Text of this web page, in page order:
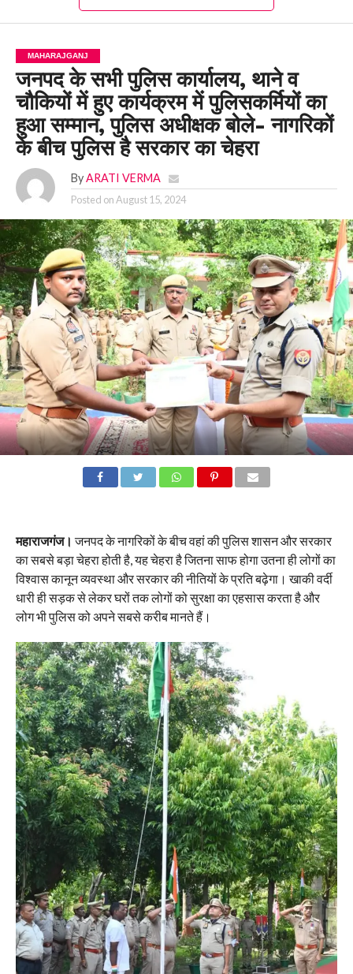
MAHARAJGANJ
जनपद के सभी पुलिस कार्यालय, थाने व
चौकियों में हुए कार्यक्रम में पुलिसकर्मियों का
हुआ सम्मान, पुलिस अधीक्षक बोले- नागरिकों
के बीच पुलिस है सरकार का चेहरा
By ARATI VERMA
Posted onAugust 15, 2024
महाराजगंज। जनपद के नागरिकों के बीच वहां की पुलिस शासन और सरकार
का सबसे बड़ा चेहरा होती है, यह चेहरा है जितना साफ होगा उतना ही लोगों का
विश्वास कानून व्यवस्था और सरकार की नीतियों के प्रति बढ़ेगा। खाकी वर्दी
धारी ही सड़क से लेकर घरों तक लोगों को सुरक्षा का एहसास करता है और
लोग भी पुलिस को अपने सबसे करीब मानते हैं।